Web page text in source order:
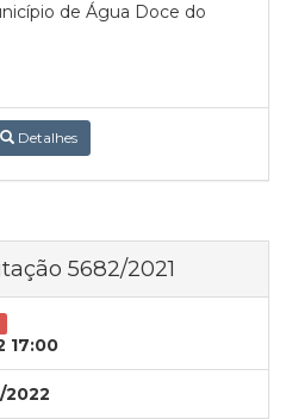
de Água Doce do
Detalhes
5682/2021
17:00
2022